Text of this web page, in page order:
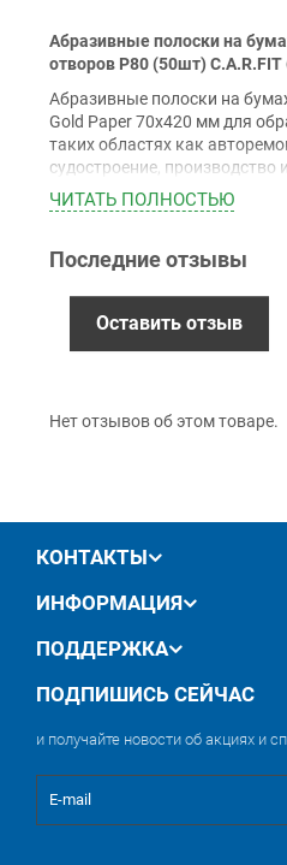
Наличными
Оплата картой Visa,
Приватбанк
Безналичный расчет (с
Гарантия
Абразивные полоски на
отворов P80 (50шт)
Абразивные полоски на
Gold Paper 70х420 мм для
таких областях как
судостроение, производство
композиционных материалов
Для удаления ржавчины и
Особенности:
Постоянно высокая
трения
ЧИТАТЬ ПОЛНОСТЬЮ
Последние отзывы
Оставить отзыв
Нет отзывов об этом товаре.
КОНТАКТЫ
ИНФОРМАЦИЯ
ПОДДЕРЖКА
ПОДПИШИСЬ СЕЙЧАС
и получайте новости об акциях и